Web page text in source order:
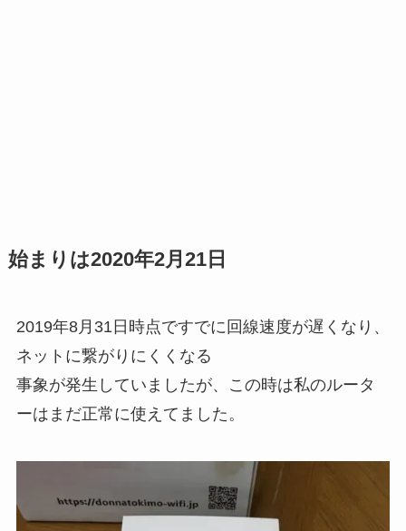
始まりは2020年2月21日
2019年8月31日時点ですでに回線速度が遅くなり、
ネットに繋がりにくくなる
事象が発生していましたが、この時は私のルータ
ーはまだ正常に使えてました。